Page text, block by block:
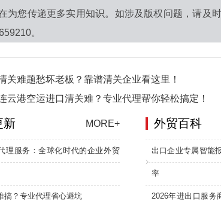
为您传递更多实用知识。如涉及版权问题，请及
。
关难题愁坏老板？靠谱清关企业看这里！
云港空运进口清关难？专业代理帮你轻松搞定！
新 MORE+
理服务：全球化时代的企业外贸
搞？专业代理省心避坑
外贸百科
出口企业专属智能
率
2026年进出口服务